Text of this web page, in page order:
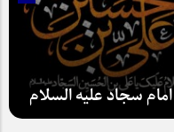
سجاد علیه السلام